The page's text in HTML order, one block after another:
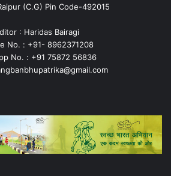
(C.G) Pin Code-492015
: Haridas Bairagi
No. : +91- 8962371208
No. : +91 75872 56836